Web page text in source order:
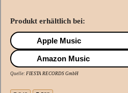
Produkt erhältlich bei:
Apple Music
Amazon Music
Quelle: FIESTA RECORDS GmbH